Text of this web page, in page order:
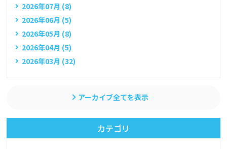
2026年07月 (8)
2026年06月 (5)
2026年05月 (8)
2026年04月 (5)
2026年03月 (32)
アーカイブ全てを表示
カテゴリ